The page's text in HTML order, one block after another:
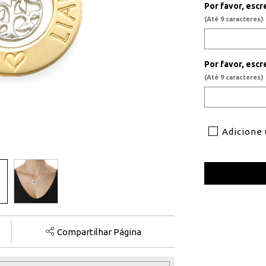
Compartilhar Página
Por favor,
(Até 9 caracteres)
Por favor,
(Até 9 caracteres)
Adicione